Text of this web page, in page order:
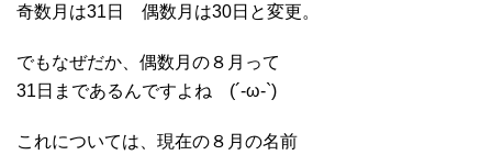
奇数月は31日 偶数月は30日と変更。
でもなぜだか、偶数月の８月って
31日まであるんですよね (´-ω-`)
これについては、現在の８月の名前